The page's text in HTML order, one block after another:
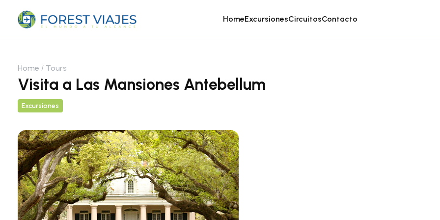
HomeExcursionesCircuitosContacto
Home Tours
Visita a Las Mansiones Antebellum
Excursiones